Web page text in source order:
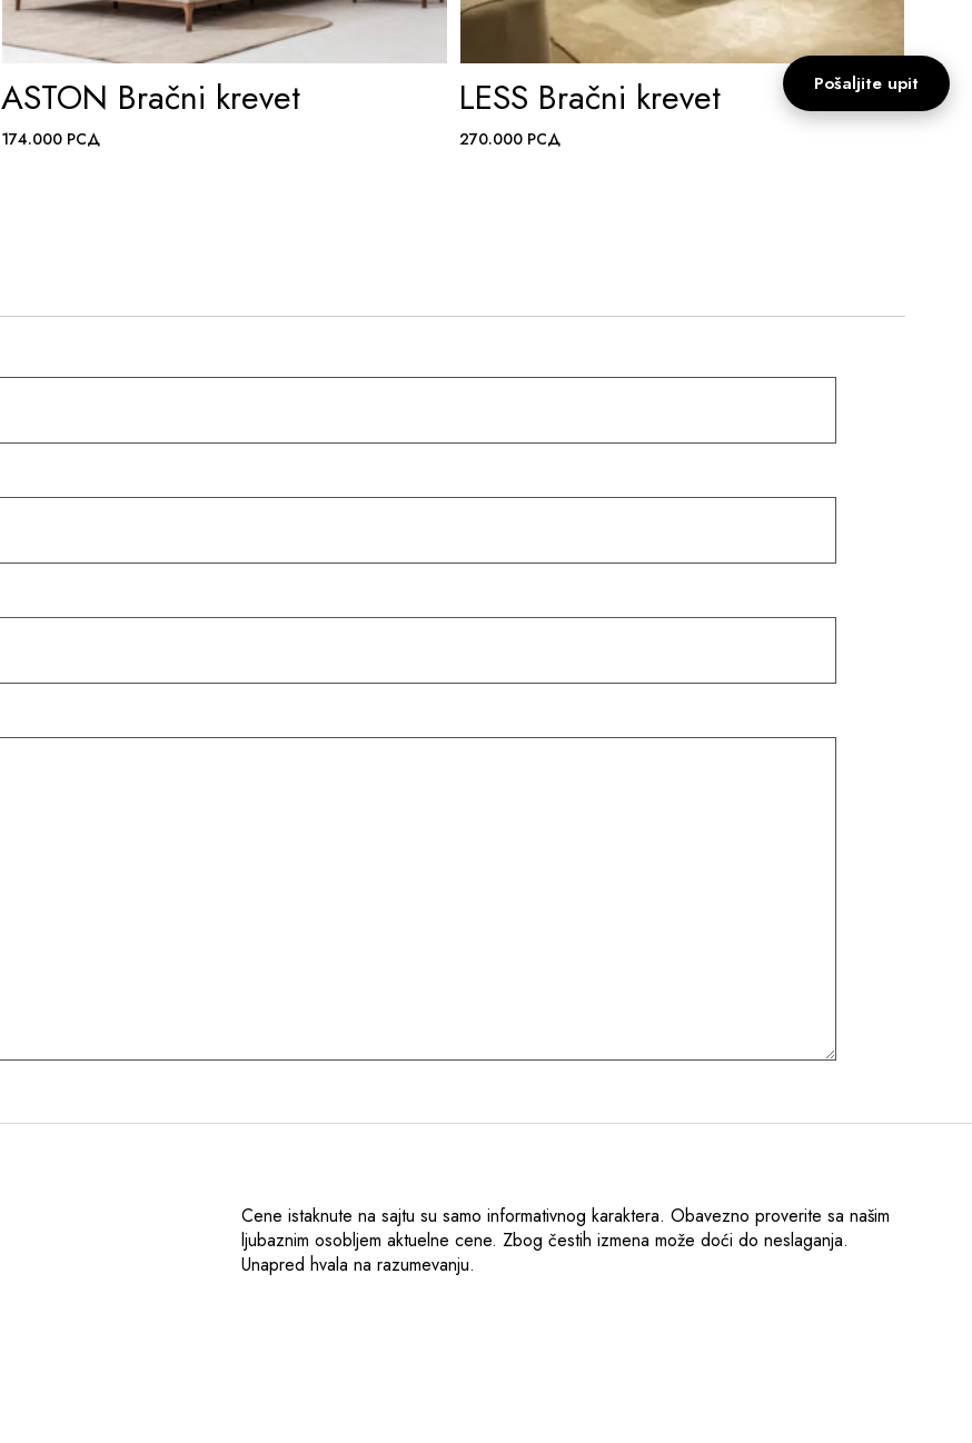
ADD TO WISHLIST
ASTON Bračni krevet
174.000 РСД
ADD TO WISHLIST
LESS Bračni krevet
270.000 РСД
Cene istaknute na sajtu su samo informativnog karaktera. Obavezno proverite sa našim
ljubaznim osobljem aktuelne cene. Zbog čestih izmena može doći do neslaganja.
Unapred hvala na razumevanju.
Pošaljite upit